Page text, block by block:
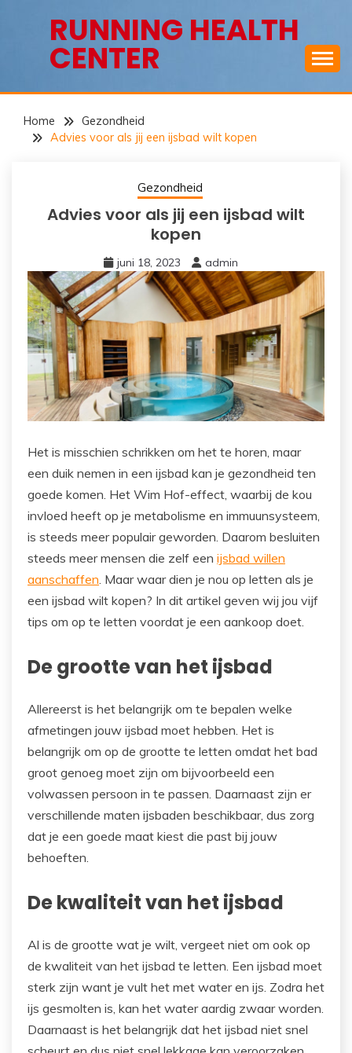
RUNNING HEALTH
CENTER
Home
Gezondheid
Advies voor als jij een ijsbad wilt kopen
Gezondheid
Advies voor als jij een ijsbad wilt
kopen
juni 18, 2023 admin
Het is misschien schrikken om het te horen, maar
een duik nemen in een ijsbad kan je gezondheid ten
goede komen. Het Wim Hof-effect, waarbij de kou
invloed heeft op je metabolisme en immuunsysteem,
is steeds meer populair geworden. Daarom besluiten
steeds meer mensen die zelf een ijsbad willen
aanschaffen. Maar waar dien je nou op letten als je
een ijsbad wilt kopen? In dit artikel geven wij jou vijf
tips om op te letten voordat je een aankoop doet.
De grootte van het ijsbad
Allereerst is het belangrijk om te bepalen welke
afmetingen jouw ijsbad moet hebben. Het is
belangrijk om op de grootte te letten omdat het bad
groot genoeg moet zijn om bijvoorbeeld een
volwassen persoon in te passen. Daarnaast zijn er
verschillende maten ijsbaden beschikbaar, dus zorg
dat je een goede maat kiest die past bij jouw
behoeften.
De kwaliteit van het ijsbad
Al is de grootte wat je wilt, vergeet niet om ook op
de kwaliteit van het ijsbad te letten. Een ijsbad moet
sterk zijn want je vult het met water en ijs. Zodra het
ijs gesmolten is, kan het water aardig zwaar worden.
Daarnaast is het belangrijk dat het ijsbad niet snel